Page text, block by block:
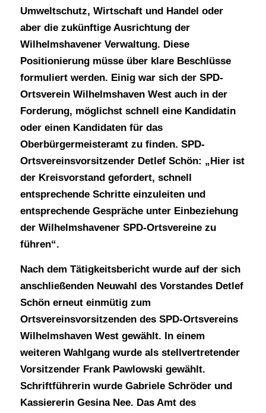
Umweltschutz, Wirtschaft und Handel oder
aber die zukünftige Ausrichtung der
Wilhelmshavener Verwaltung. Diese
Positionierung müsse über klare Beschlüsse
formuliert werden. Einig war sich der SPD-
Ortsverein Wilhelmshaven West auch in der
Forderung, möglichst schnell eine Kandidatin
oder einen Kandidaten für das
Oberbürgermeisteramt zu finden. SPD-
Ortsvereinsvorsitzender Detlef Schön: „Hier ist
der Kreisvorstand gefordert, schnell
entsprechende Schritte einzuleiten und
entsprechende Gespräche unter Einbeziehung
der Wilhelmshavener SPD-Ortsvereine zu
führen“.
Nach dem Tätigkeitsbericht wurde auf der sich
anschließenden Neuwahl des Vorstandes Detlef
Schön erneut einmütig zum
Ortsvereinsvorsitzenden des SPD-Ortsvereins
Wilhelmshaven West gewählt. In einem
weiteren Wahlgang wurde als stellvertretender
Vorsitzender Frank Pawlowski gewählt.
Schriftführerin wurde Gabriele Schröder und
Kassiererin Gesina Nee. Das Amt des